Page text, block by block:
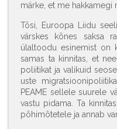
märke, et me hakkamegi
Tõsi, Euroopa Liidu
värskes kõnes saksa
ülaltoodu esinemist on
samas ta kinnitas, et
poliitikat ja valikuid
uste
PEAME sellele suurele
vastu pidama. Ta
põhimõtetele ja annab